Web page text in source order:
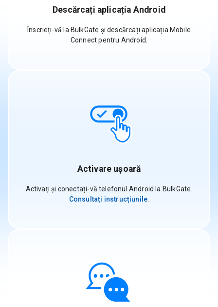
Descărcați aplicația Android
Înscrieți-vă la BulkGate și descărcați aplicația Mobile
Connect pentru Android.
Activare ușoară
Activați și conectați-vă telefonul Android la BulkGate.
Consultați instrucțiunile